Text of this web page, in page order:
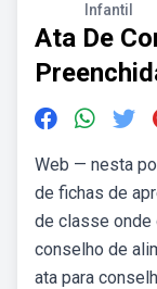
Infantil
Ata De
Web — nesta
de fichas de
de classe
conselho de
ata para